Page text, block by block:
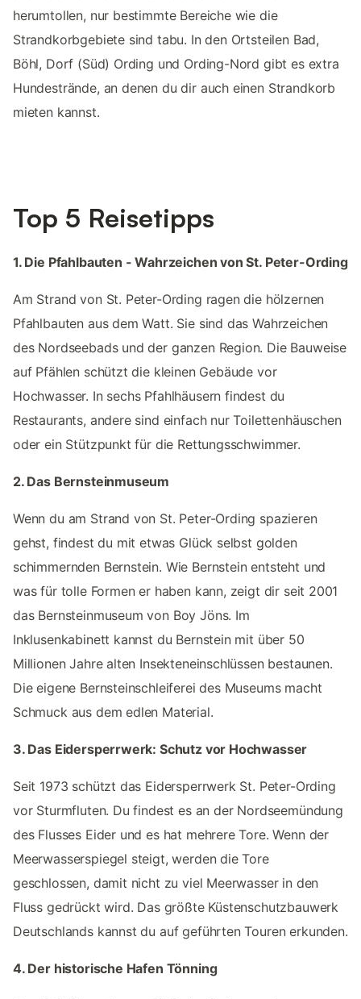
herumtollen, nur bestimmte Bereiche wie die
Strandkorbgebiete sind tabu. In den Ortsteilen Bad,
Böhl, Dorf (Süd) Ording und Ording-Nord gibt es extra
Hundestrände, an denen du dir auch einen Strandkorb
mieten kannst.
Top 5 Reisetipps
1. Die Pfahlbauten - Wahrzeichen von St. Peter-Ording
Am Strand von St. Peter-Ording ragen die hölzernen
Pfahlbauten aus dem Watt. Sie sind das Wahrzeichen
des Nordseebads und der ganzen Region. Die Bauweise
auf Pfählen schützt die kleinen Gebäude vor
Hochwasser. In sechs Pfahlhäusern findest du
Restaurants, andere sind einfach nur Toilettenhäuschen
oder ein Stützpunkt für die Rettungsschwimmer.
2. Das Bernsteinmuseum
Wenn du am Strand von St. Peter-Ording spazieren
gehst, findest du mit etwas Glück selbst golden
schimmernden Bernstein. Wie Bernstein entsteht und
was für tolle Formen er haben kann, zeigt dir seit 2001
das Bernsteinmuseum von Boy Jöns. Im
Inklusenkabinett kannst du Bernstein mit über 50
Millionen Jahre alten Insekteneinschlüssen bestaunen.
Die eigene Bernsteinschleiferei des Museums macht
Schmuck aus dem edlen Material.
3. Das Eidersperrwerk: Schutz vor Hochwasser
Seit 1973 schützt das Eidersperrwerk St. Peter-Ording
vor Sturmfluten. Du findest es an der Nordseemündung
des Flusses Eider und es hat mehrere Tore. Wenn der
Meerwasserspiegel steigt, werden die Tore
geschlossen, damit nicht zu viel Meerwasser in den
Fluss gedrückt wird. Das größte Küstenschutzbauwerk
Deutschlands kannst du auf geführten Touren erkunden.
4. Der historische Hafen Tönning